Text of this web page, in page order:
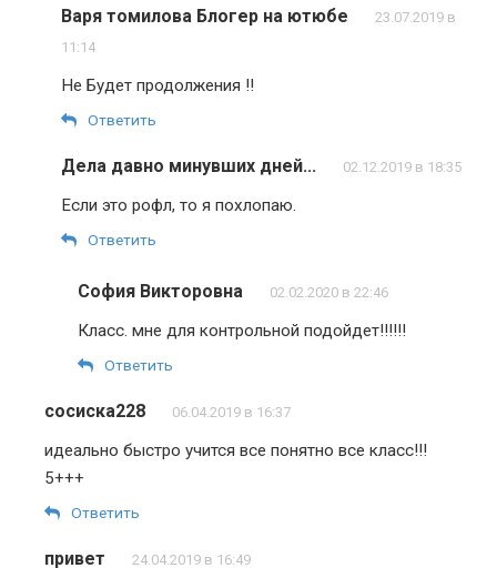
Варя томилова Блогер на ютюбе
23.07.2019 в
11:14
Не Будет продолжения !!
Ответить
Дела давно минувших дней... 02.12.2019 в 18:35
Если это рофл, то я похлопаю.
Ответить
София Викторовна 02.02.2020 в 22:46
Класс. мне для контрольной подойдет!!!!!!
Ответить
сосиска228 06.04.2019 в 16:37
идеально быстро учится все понятно все класс!!!
5+++
Ответить
привет 24.04.2019 в 16:49